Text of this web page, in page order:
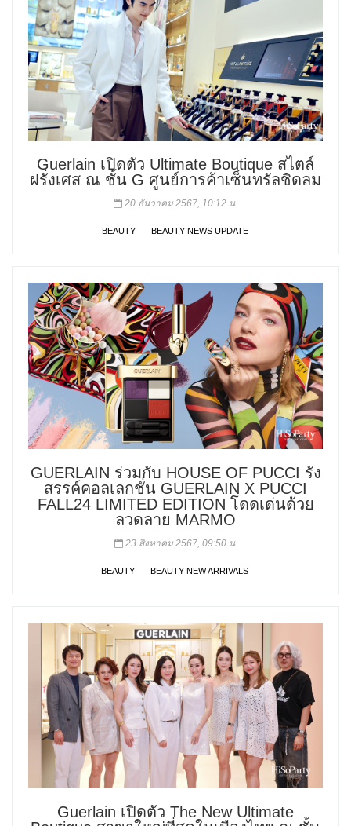
Guerlain เปิดตัว Ultimate Boutique สไตล์
ฝรั่งเศส ณ ชั้น G ศูนย์การค้าเซ็นทรัลชิดลม
20 ธันวาคม 2567, 10:12 น.
BEAUTY BEAUTY NEWS UPDATE
GUERLAIN ร่วมกับ HOUSE OF PUCCI รัง
สรรค์คอลเลกชั่น GUERLAIN X PUCCI
FALL24 LIMITED EDITION โดดเด่นด้วย
ลวดลาย MARMO
23 สิงหาคม 2567, 09:50 น.
BEAUTY BEAUTY NEW ARRIVALS
Guerlain เปิดตัว The New Ultimate